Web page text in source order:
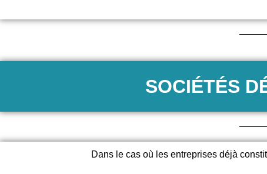
SOCIÉTÉS
Dans le cas où les entreprises déjà